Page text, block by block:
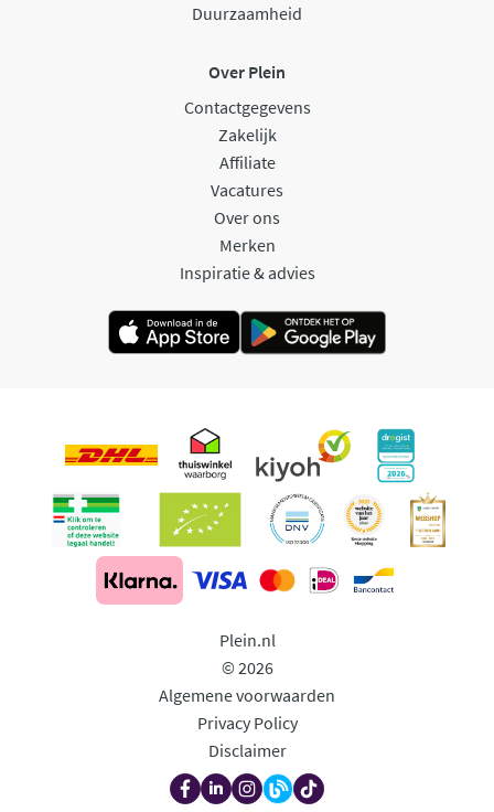
Duurzaamheid
Over Plein
Contactgegevens
Zakelijk
Affiliate
Vacatures
Over ons
Merken
Inspiratie & advies
Plein.nl
© 2026
Algemene voorwaarden
Privacy Policy
Disclaimer